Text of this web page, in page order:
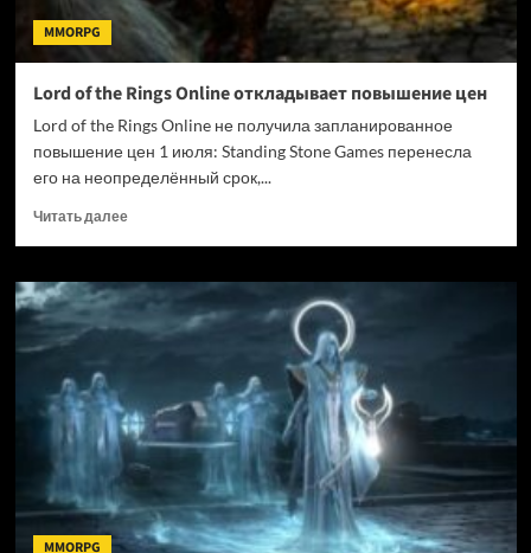
MMORPG
Lord of the Rings Online откладывает повышение цен
Lord of the Rings Online не получила запланированное
повышение цен 1 июля: Standing Stone Games перенесла
его на неопределённый срок,...
Читать далееПрочитать
Lord
the
откладывает
повышение
цен
MMORPG